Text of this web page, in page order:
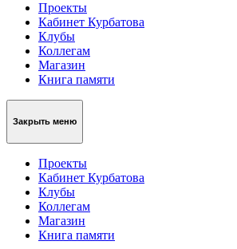
Проекты
Кабинет Курбатова
Клубы
Коллегам
Магазин
Книга памяти
Закрыть меню
Проекты
Кабинет Курбатова
Клубы
Коллегам
Магазин
Книга памяти